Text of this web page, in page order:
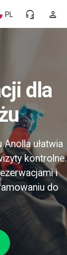
person
headset_mic
PL
ułatwia
kontrolne.
i
do